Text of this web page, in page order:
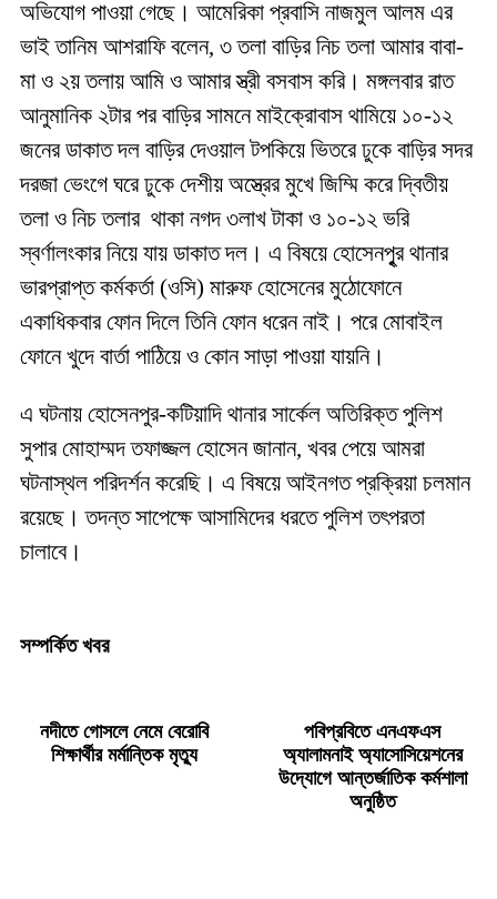
অভিযোগ পাওয়া গেছে। আমেরিকা প্রবাসি নাজমুল আলম এর
ভাই তানিম আশরাফি বলেন, ৩ তলা বাড়ির নিচ তলা আমার বাবা-
মা ও ২য় তলায় আমি ও আমার স্ত্রী বসবাস করি। মঙ্গলবার রাত
আনুমানিক ২টার পর বাড়ির সামনে মাইক্রোবাস থামিয়ে ১০-১২
জনের ডাকাত দল বাড়ির দেওয়াল টপকিয়ে ভিতরে ঢুকে বাড়ির সদর
দরজা ভেংগে ঘরে ঢুকে দেশীয় অস্ত্রের মুখে জিম্মি করে দ্বিতীয়
তলা ও নিচ তলার থাকা নগদ ৩লাখ টাকা ও ১০-১২ ভরি
স্বর্ণালংকার নিয়ে যায় ডাকাত দল। এ বিষয়ে হোসেনপুৃর থানার
ভারপ্রাপ্ত কর্মকর্তা (ওসি) মারুফ হোসেনের মুঠোফোনে
একাধিকবার ফোন দিলে তিনি ফোন ধরেন নাই। পরে মোবাইল
ফোনে খুদে বার্তা পাঠিয়ে ও কোন সাড়া পাওয়া যায়নি।
এ ঘটনায় হোসেনপুর-কটিয়াদি থানার সার্কেল অতিরিক্ত পুলিশ
সুপার মোহাম্মদ তফাজ্জল হোসেন জানান, খবর পেয়ে আমরা
ঘটনাস্থল পরিদর্শন করেছি। এ বিষয়ে আইনগত প্রক্রিয়া চলমান
রয়েছে। তদন্ত সাপেক্ষে আসামিদের ধরতে পুলিশ তৎপরতা
চালাবে।
সম্পর্কিত খবর
নদীতে গোসলে নেমে বেরোবি
শিক্ষার্থীর মর্মান্তিক মৃত্যু
পবিপ্রবিতে এনএফএস
অ্যালামনাই অ্যাসোসিয়েশনের
উদ্যোগে আন্তর্জাতিক কর্মশালা
অনুষ্ঠিত